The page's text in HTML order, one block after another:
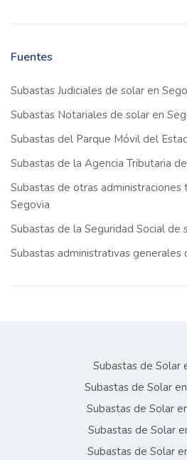
Fuentes
Subastas Judiciales de solar en
Subastas Notariales de solar en
Subastas del Parque Móvil del
Subastas de la Agencia Tributaria
Subastas de otras administraciones
Segovia
Subastas de la Seguridad Social de
Subastas administrativas generales
Subastas de Solar
Subastas de Solar
Subastas de Solar
Subastas de Solar
Subastas de Solar